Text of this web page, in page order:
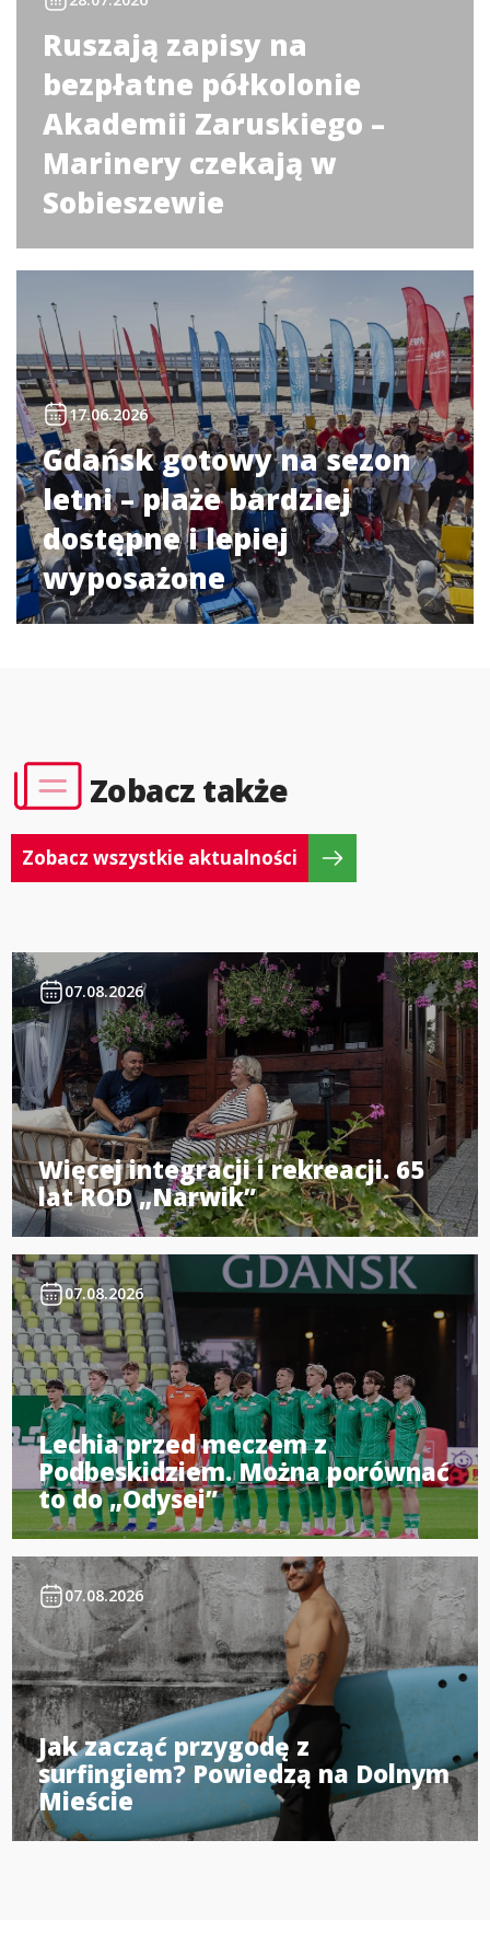
Ruszają zapisy na
bezpłatne półkolonie
Akademii Zaruskiego –
Marinery czekają w
Sobieszewie
17.06.2026
Gdańsk gotowy na sezon
letni – plaże bardziej
dostępne i lepiej
wyposażone
Zobacz także
Zobacz wszystkie aktualności
07.08.2026
Więcej integracji i rekreacji. 65
lat ROD „Narwik”
07.08.2026
Lechia przed meczem z
Podbeskidziem. Można porównać
to do „Odysei”
07.08.2026
Jak zacząć przygodę z
surfingiem? Powiedzą na Dolnym
Mieście